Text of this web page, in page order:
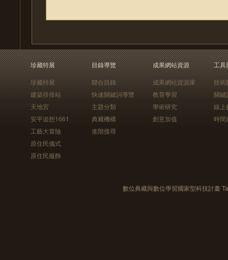
珍藏特展
珍藏特展
建築排排站
天地宮
安平追想1661
工藝大冒險
原住民儀式
原住民服飾
目錄導覽
聯合目錄
快速關鍵詞導覽
主題分類
典藏機構
進階搜尋
成果網站資源
成果網站資源庫
教育學習
學術研究
創意加值
工具
技術
關鍵
線上
時間
數位典藏與數位學習國家型科技計畫